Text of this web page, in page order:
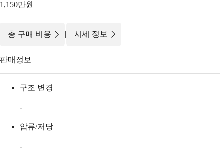
1,150만원
총 구매 비용 | 시세 정보
판매정보
구조 변경
-
압류/저당
-